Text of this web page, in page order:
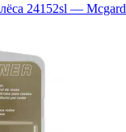
24152sl — Mcgard